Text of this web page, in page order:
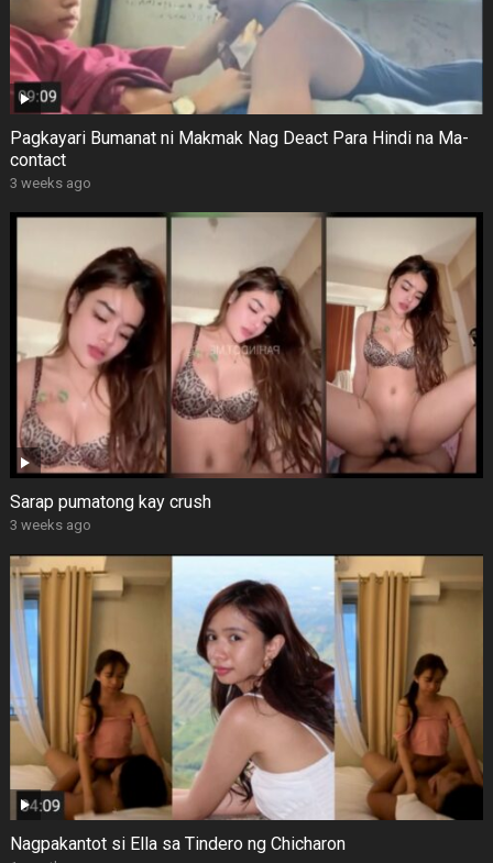
Pagkayari Bumanat ni Makmak Nag Deact Para Hindi na Ma-
contact
3 weeks ago
Sarap pumatong kay crush
3 weeks ago
Nagpakantot si Ella sa Tindero ng Chicharon